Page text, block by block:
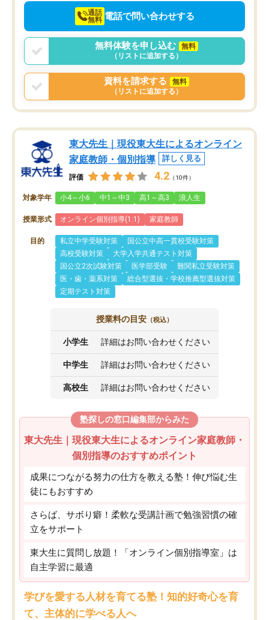
通話
無料 電話で問い合わせする
無料体験を申し込む
無料
（リストに追加する）
資料を請求する
無料
（リストに追加する）
東大先生｜現役東大生によるオンライン
家庭教師・個別指導
詳しく見る
評価 4.2 （10件）
対象学年 小4～小6 中1～中3 高1～高3 浪人生
授業形式 オンライン個別指導(1:1) 家庭教師
目的 私立中学受験対策
国公立中高一貫校受験対策
高校受験対策
大学入学共通テスト対策
国公立2次試験対策
医学部受験
難関私立受験対策
医・歯・薬系対策
総合型選抜・学校推薦型選抜対策
定期テスト対策
授業料の目安 （税込）
小学生 詳細はお問い合わせください
中学生 詳細はお問い合わせください
高校生 詳細はお問い合わせください
塾探しの窓口編集部からみた
東大先生｜現役東大生によるオンライン家庭教師・
個別指導のおすすめポイント
成果につながる努力の仕方を教える塾！伸び悩む生
徒にもおすすめ
さらば、サボり癖！柔軟な受講計画で勉強習慣の確
立をサポート
東大生に質問し放題！「オンライン個別指導室」は
自主学習に最適
学びを愛する人材を育てる塾！知的好奇心を育
て、主体的に学べる人へ